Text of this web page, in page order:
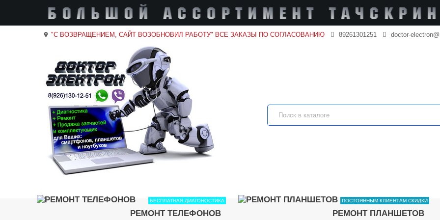
location_on "С ВОЗВРАЩЕНИЕМ, САЙТ ВОЗОБНОВИЛ РАБОТУ" ВСЕ ЗАКАЗЫ ПО СОГЛАСОВАНИЮ 89261301251 doctor-
РЕМОНТ ТЕЛЕФОНОВ
БЕСПЛАТНАЯ ДИАГОНОСТИКА
РЕМОНТ ПЛАНШЕТОВ
ПОСТОЯННЫМ КЛИЕНТАМ СКИДКИ